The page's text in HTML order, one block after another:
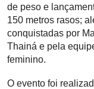
de peso e
150 metros rasos;
conquistadas por
Thainá e pela
feminino.
O evento foi